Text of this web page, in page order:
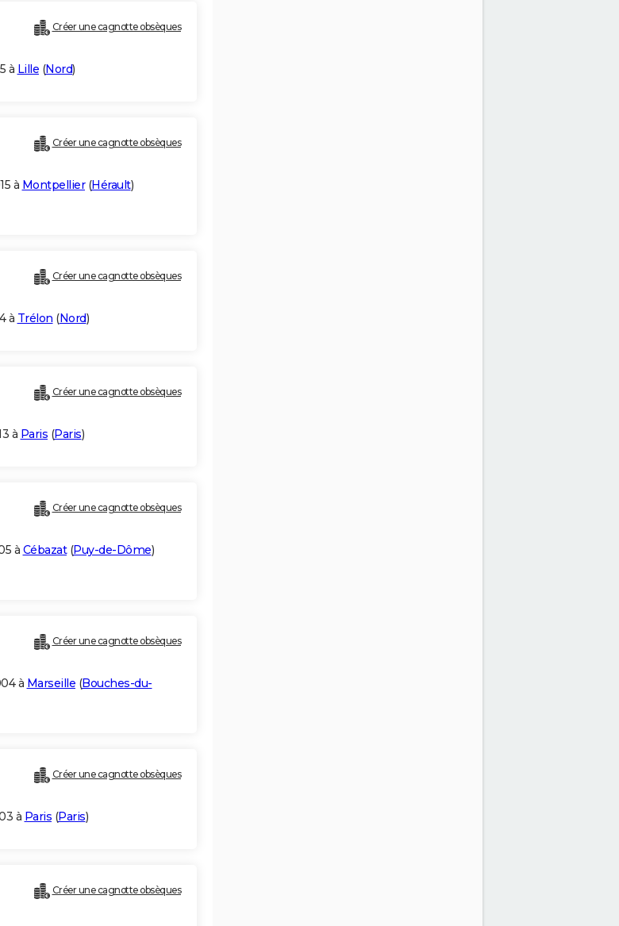
Créer une cagnotte obsèques
à Lille (Nord)
Créer une cagnotte obsèques
à Montpellier(Hérault)
Créer une cagnotte obsèques
à Trélon (Nord)
Créer une cagnotte obsèques
à Paris (Paris)
Créer une cagnotte obsèques
à Cébazat(Puy-de-Dôme)
Créer une cagnotte obsèques
à Marseille (Bouches-du-
Créer une cagnotte obsèques
à Paris (Paris)
Créer une cagnotte obsèques